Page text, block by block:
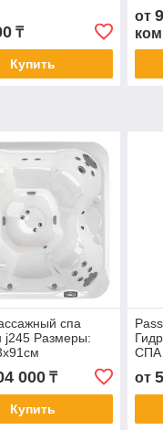
₸
Купить
от
спа
j245 Размеры:
000₸
Купить
СПА
от